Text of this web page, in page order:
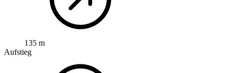
135 m
Aufstieg